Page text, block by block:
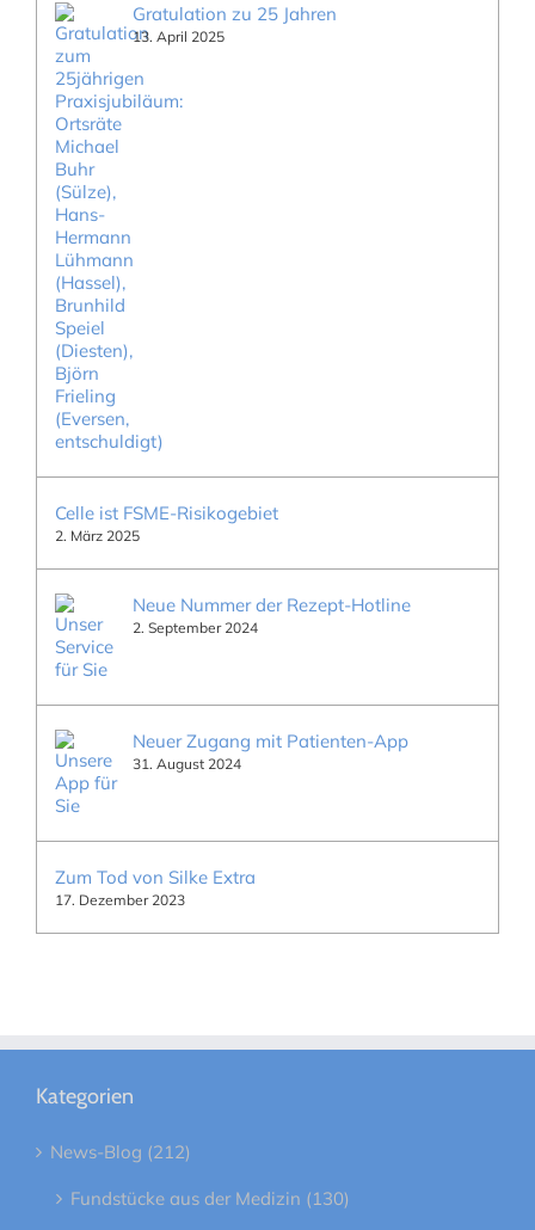
Gratulation zu 25 Jahren
13. April 2025
Celle ist FSME-Risikogebiet
2. März 2025
Neue Nummer der Rezept-Hotline
2. September 2024
Neuer Zugang mit Patienten-App
31. August 2024
Zum Tod von Silke Extra
17. Dezember 2023
Kategorien
News-Blog (212)
Fundstücke aus der Medizin (130)